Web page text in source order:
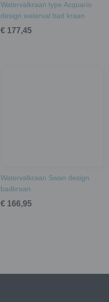
Watervalkraan type Acquario
design waterval bad kraan
€ 177,45
Watervalkraan Swan design
badkraan
€ 166,95